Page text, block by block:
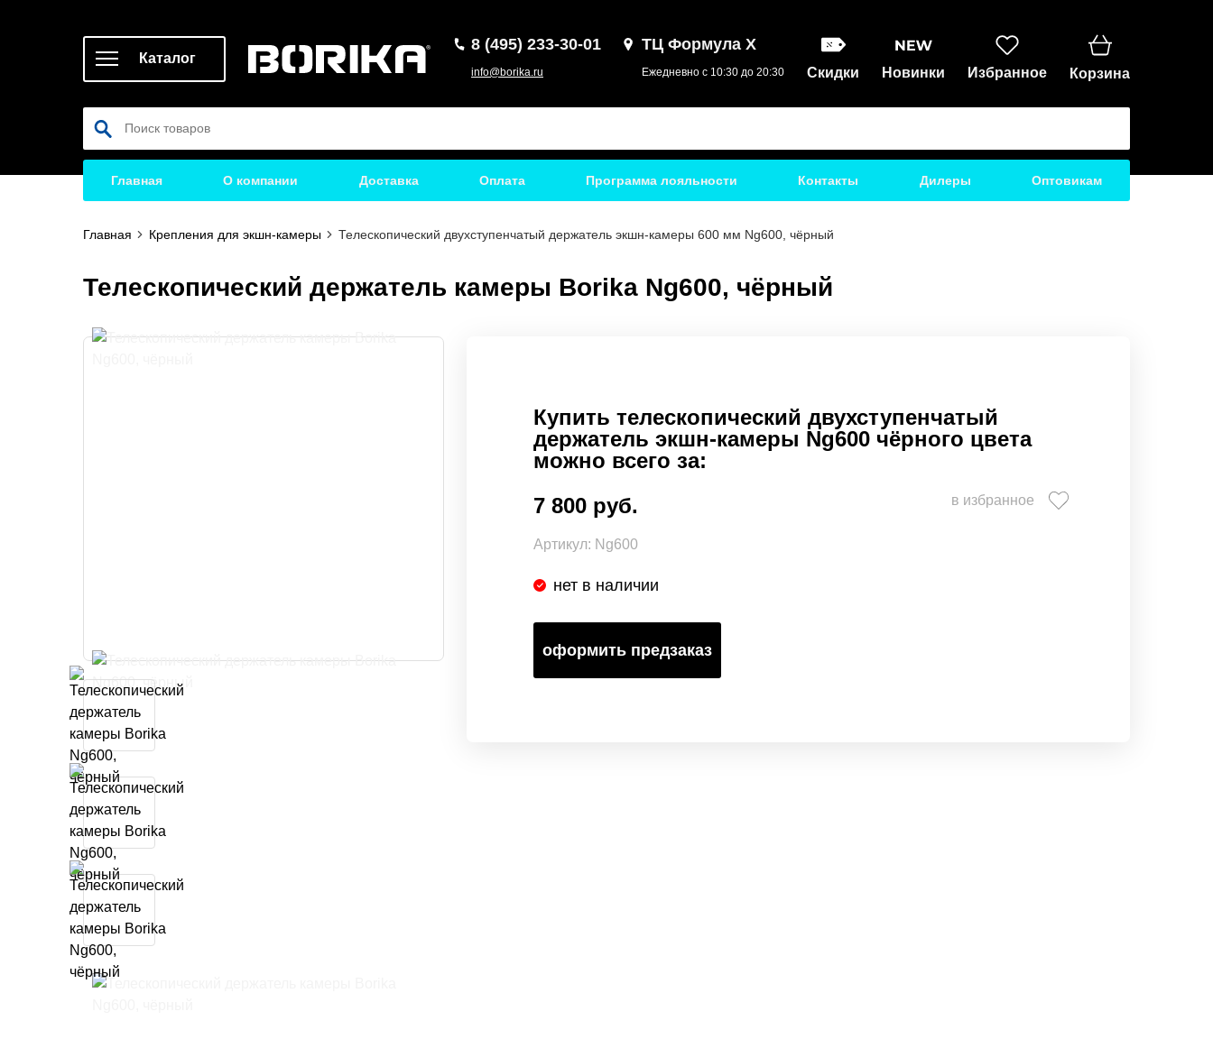
Каталог
8 (495) 233-30-01
info@borika.ru
ТЦ Формула Х
Ежедневно с 10:30 до 20:30 Скидки Новинки Избранное Корзина
Главная О компании Доставка Оплата Программа лояльности Контакты Дилеры Оптовикам
Главная Крепления для экшн-камеры Телескопический двухступенчатый держатель экшн-камеры 600 мм Ng600, чёрный
Телескопический держатель камеры Borika Ng600, чёрный
Купить телескопический двухступенчатый
держатель экшн-камеры Ng600 чёрного цвета
можно всего за:
7 800 руб.
в избранное
Артикул: Ng600
нет в наличии
оформить предзаказ